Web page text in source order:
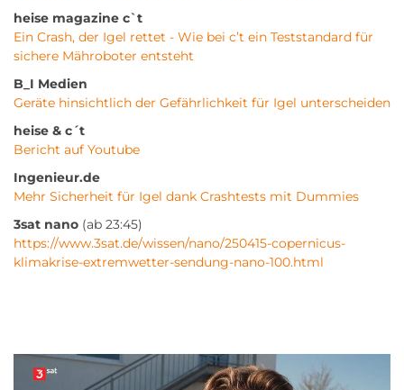
heise magazine c`t
Ein Crash, der Igel rettet - Wie bei c’t ein Teststandard für
sichere Mähroboter entsteht
B_I Medien
Geräte hinsichtlich der Gefährlichkeit für Igel unterscheiden
heise & c´t
Bericht auf Youtube
Ingenieur.de
Mehr Sicherheit für Igel dank Crashtests mit Dummies
3sat nano (ab 23:45)
https://www.3sat.de/wissen/nano/250415-copernicus-
klimakrise-extremwetter-sendung-nano-100.html